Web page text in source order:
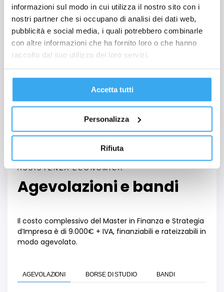
informazioni sul modo in cui utilizza il nostro sito con i
nostri partner che si occupano di analisi dei dati web,
pubblicità e social media, i quali potrebbero combinarle
con altre informazioni che ha fornito loro o che hanno
raccolto dal suo utilizzo dei loro servizi.
Accetta tutti
Personalizza
Rifiuta
Sbocchi professionali
Frequentando il Master in Finanza e Strategia
d’Impresa potrai iniziare una carriera come:
Controller
Accountant
Consulente Strategico
Tesoriere
Analista finanziario
ASSISTENZA ECONOMICA
Agevolazioni e bandi
Il costo complessivo del Master in Finanza e Strategia
d’Impresa è di 9.000€ + IVA, finanziabili e rateizzabili in
modo agevolato.
AGEVOLAZIONI BORSE DI STUDIO BANDI